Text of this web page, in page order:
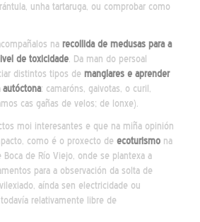
unha tartaruga, ou comprobar como
na recollida de medusas para a
de toxicidade. Da man do persoal
distintos tipos de manglares e aprender
: camaróns, gaivotas, o curil,
cas gañas de velos; de lonxe).
moi interesantes e que na miña opinión
como é o proxecto de ecoturismona
Boca de Río Viejo, onde se plantexa a
para a observación da solta de
aínda sen electricidade ou
relativamente libre de